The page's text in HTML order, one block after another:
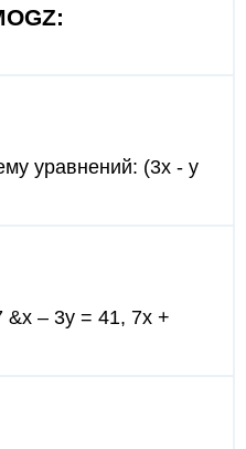
уравнений: (3х - у
&x – 3y = 41, 7x +